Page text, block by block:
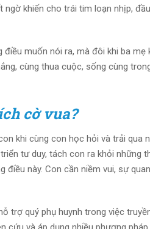
khiến cho trái tim loạn nhịp,
muốn nói ra, mà đôi khi ba
cùng thua cuộc, sống cùng
cờ vua?
khi cùng con học hỏi và trải qua
tư duy, tách con ra khỏi những
này. Con cần niềm vui, sự
trợ quý phụ huynh trong việc